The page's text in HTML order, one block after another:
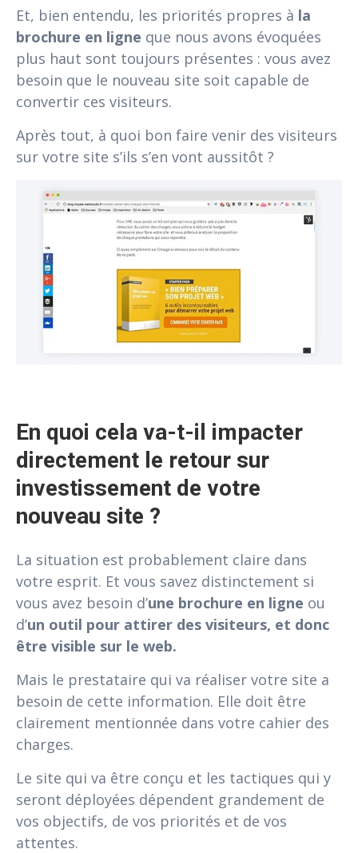
Et, bien entendu, les priorités propres à la
brochure en ligne que nous avons évoquées
plus haut sont toujours présentes : vous avez
besoin que le nouveau site soit capable de
convertir ces visiteurs.
Après tout, à quoi bon faire venir des visiteurs
sur votre site s’ils s’en vont aussitôt ?
En quoi cela va-t-il impacter
directement le retour sur
investissement de votre
nouveau site ?
La situation est probablement claire dans
votre esprit. Et vous savez distinctement si
vous avez besoin d’une brochure en ligne ou
d’un outil pour attirer des visiteurs, et donc
être visible sur le web.
Mais le prestataire qui va réaliser votre site a
besoin de cette information. Elle doit être
clairement mentionnée dans votre cahier des
charges.
Le site qui va être conçu et les tactiques qui y
seront déployées dépendent grandement de
vos objectifs, de vos priorités et de vos
attentes.